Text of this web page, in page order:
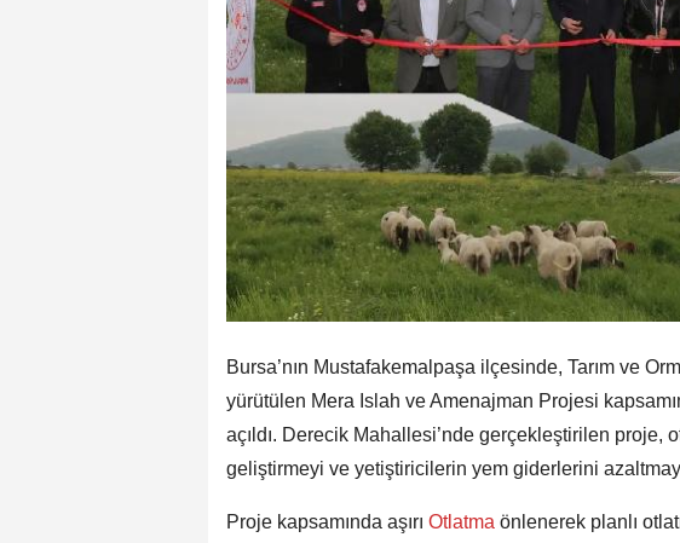
Bursa’nın Mustafakemalpaşa ilçesinde, Tarım ve
yürütülen Mera Islah ve Amenajman Projesi
açıldı. Derecik Mahallesi’nde gerçekleştirilen proje,
geliştirmeyi ve yetiştiricilerin yem giderlerini
Proje kapsamında aşırı Otlatma önlenerek planlı